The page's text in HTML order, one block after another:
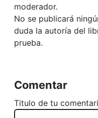
moderador.
No se publicará
duda la autoría del
prueba.
Comentar
Titulo de tu